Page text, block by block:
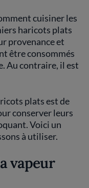
cuisiner les
haricots plats
provenance et
être consommés
Au contraire, il est
plats est de
conserver leurs
Voici un
à utiliser.
vapeur